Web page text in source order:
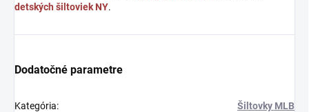
detských šiltoviek NY.
Dodatočné parametre
Kategória: Šiltovky MLB